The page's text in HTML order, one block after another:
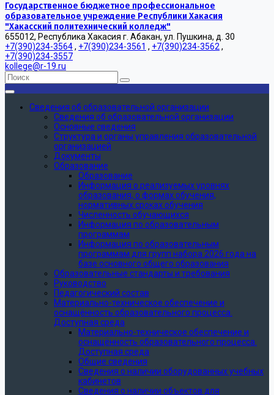
Государственное бюджетное профессиональное
образовательное учреждение Республики Хакасия
"Хакасский политехнический колледж"
655012, Республика Хакасия г. Абакан, ул. Пушкина, д. 30
+7(390)234-3564, +7(390)234-3561 , +7(390)234-3562 ,
+7(390)234-3557
kollege@r-19.ru
Сведения об образовательной организации
Сведения об образовательной организации
Основные сведения
Структура и органы управления образовательной
организацией
Документы
Образование
Образование
Информация о реализуемых уровнях
образования, о формах обучения,
нормативных сроках обучения
Численность обучающихся
Информация по образовательным
программам
Информация по образовательным
программам для групп набора 2026 года на
базе основного общего образования
Образовательные стандарты и требования
Руководство
Педагогический состав
Материально-техническое обеспечение и
оснащённость образовательного процесса.
Доступная среда
Материально-техническое обеспечение и
оснащённость образовательного процесса.
Доступная среда
Общие сведения
Сведения о наличии оборудованных учебных
кабинетов
Сведения о наличии объектов для